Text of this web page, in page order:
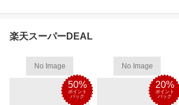
楽天スーパーDEAL
No Image
50%
ポイント
バック
No Image
20%
ポイント
バック